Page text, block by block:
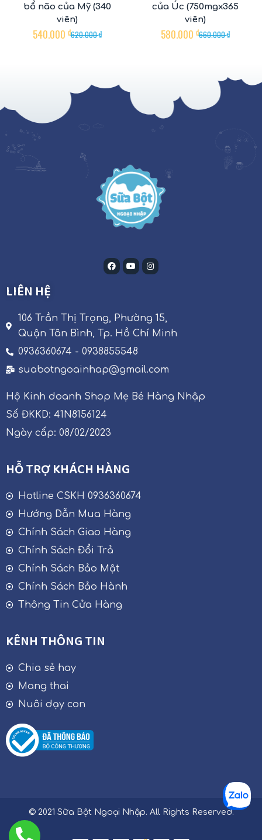
bổ não của Mỹ (340
viên)
620.000₫
540.000 ₫
của Úc (750mgx365
viên)
660.000₫
580.000 ₫
LIÊN HỆ
106 Trần Thị Trọng, Phường 15,
Quận Tân Bình, Tp. Hồ Chí Minh
0936360674 - 0938855548
suabotngoainhap@gmail.com
Hộ Kinh doanh Shop Mẹ Bé Hàng Nhập
Số ĐKKD: 41N8156124
Ngày cấp: 08/02/2023
HỖ TRỢ KHÁCH HÀNG
Hotline CSKH 0936360674
Hướng Dẫn Mua Hàng
Chính Sách Giao Hàng
Chính Sách Đổi Trả
Chính Sách Bảo Mật
Chính Sách Bảo Hành
Thông Tin Cửa Hàng
KÊNH THÔNG TIN
Chia sẻ hay
Mang thai
Nuôi dạy con
© 2021 Sữa Bột Ngoại Nhập. All Rights Reserved.